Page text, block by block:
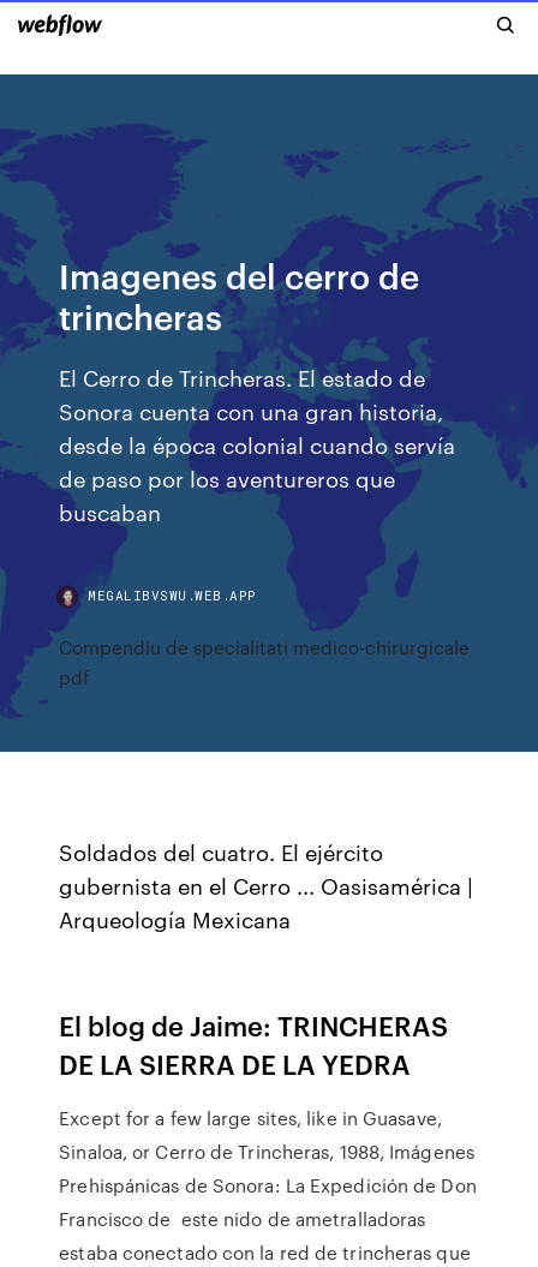
Imagenes del cerro de
trincheras
El Cerro de Trincheras. El estado de
Sonora cuenta con una gran historia,
desde la época colonial cuando servía
de paso por los aventureros que
buscaban
MEGALIBVSWU.WEB.APP
Compendiu de specialitati medico-chirurgicale
pdf
Soldados del cuatro. El ejército
gubernista en el Cerro ... Oasisamérica |
Arqueología Mexicana
El blog de Jaime: TRINCHERAS
DE LA SIERRA DE LA YEDRA
Except for a few large sites, like in Guasave,
Sinaloa, or Cerro de Trincheras, 1988, Imágenes
Prehispánicas de Sonora: La Expedición de Don
Francisco de este nido de ametralladoras
estaba conectado con la red de trincheras que